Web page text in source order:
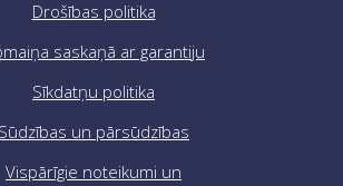
Drošības politika
saskaņā ar garantiju
Sīkdatņu politika
Sūdzības un pārsūdzības
Vispārīgie noteikumi un